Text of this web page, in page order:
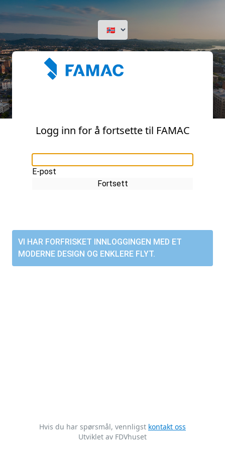
Logg inn for å fortsette til FAMAC
E-post
Fortsett
VI HAR FORFRISKET INNLOGGINGEN MED ET
MODERNE DESIGN OG ENKLERE FLYT.
Hvis du har spørsmål, vennligst kontakt oss
Utviklet av FDVhuset